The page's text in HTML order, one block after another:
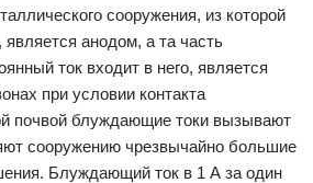
сооружения, из которой
анодом, а та часть
ток входит в него, является
при условии контакта
почвой блуждающие токи вызывают
сооружению чрезвычайно большие
Блуждающий ток в 1 А за один